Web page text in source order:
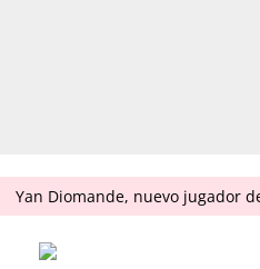
Yan Diomande, nuevo jugador